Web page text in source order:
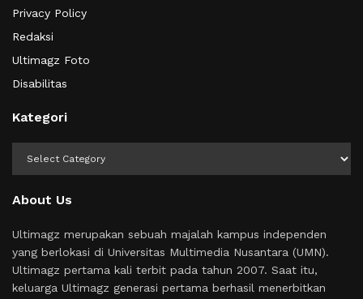
Privacy Policy
Redaksi
Ultimagz Foto
Disabilitas
Kategori
About Us
Ultimagz merupakan sebuah majalah kampus independen
yang berlokasi di Universitas Multimedia Nusantara (UMN).
Ultimagz pertama kali terbit pada tahun 2007. Saat itu,
keluarga Ultimagz generasi pertama berhasil menerbitkan